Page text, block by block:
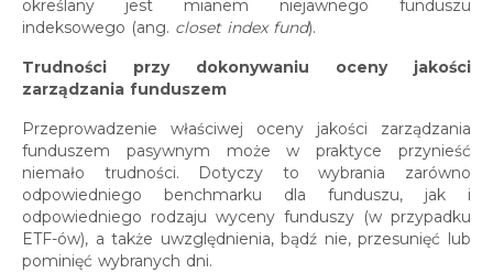
określany jest mianem niejawnego funduszu
indeksowego (ang. closet index fund).
Trudności przy dokonywaniu oceny jakości
zarządzania funduszem
Przeprowadzenie właściwej oceny jakości zarządzania
funduszem pasywnym może w praktyce przynieść
niemało trudności. Dotyczy to wybrania zarówno
odpowiedniego benchmarku dla funduszu, jak i
odpowiedniego rodzaju wyceny funduszy (w przypadku
ETF-ów), a także uwzględnienia, bądź nie, przesunięć lub
pominięć wybranych dni.